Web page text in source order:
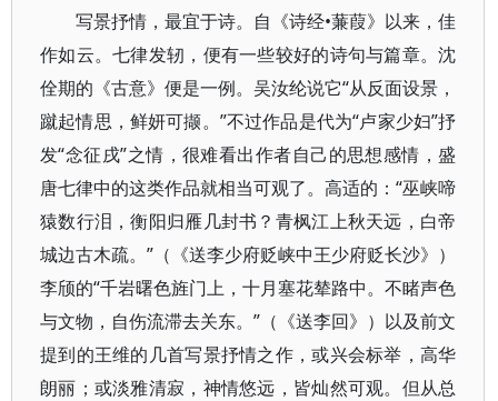
写景抒情，最宜于诗。自《诗经•蒹葭》以来，佳
作如云。七律发轫，便有一些较好的诗句与篇章。沈
佺期的《古意》便是一例。吴汝纶说它“从反面设景，
蹴起情思，鲜妍可撷。”不过作品是代为“卢家少妇”抒
发“念征戌”之情，很难看出作者自己的思想感情，盛
唐七律中的这类作品就相当可观了。高适的：“巫峡啼
猿数行泪，衡阳归雁几封书？青枫江上秋天远，白帝
城边古木疏。”（《送李少府贬峡中王少府贬长沙》）
李颀的“千岩曙色旌门上，十月塞花辇路中。不睹声色
与文物，自伤流滞去关东。”（《送李回》）以及前文
提到的王维的几首写景抒情之作，或兴会标举，高华
朗丽；或淡雅清寂，神情悠远，皆灿然可观。但从总